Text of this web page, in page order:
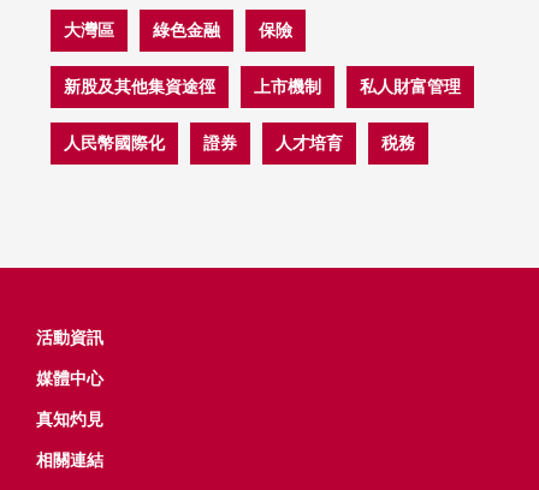
大灣區 綠色金融 保險
新股及其他集資途徑 上市機制 私人財富管理
人民幣國際化 證券 人才培育 税務
活動資​​訊
媒體中心
真知灼見
相關連結